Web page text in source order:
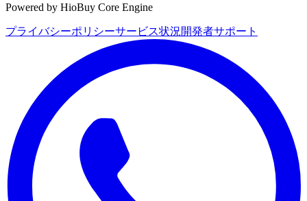
Powered by HioBuy Core Engine
プライバシーポリシーサービス状況開発者サポート